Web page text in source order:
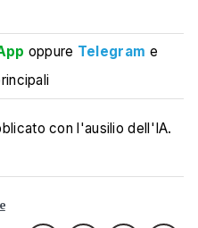
oppure Telegram e
con l'ausilio dell'IA.